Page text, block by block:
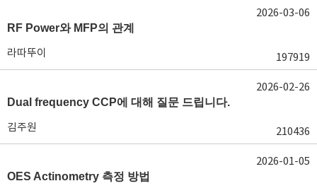
RF Power와 MFP의 관계
라따뚜이 197919
2026-03-06
Dual frequency CCP에 대해 질문 드립니다.
김주원 210436
2026-02-26
OES Actinometry 측정 방법
2026-01-05